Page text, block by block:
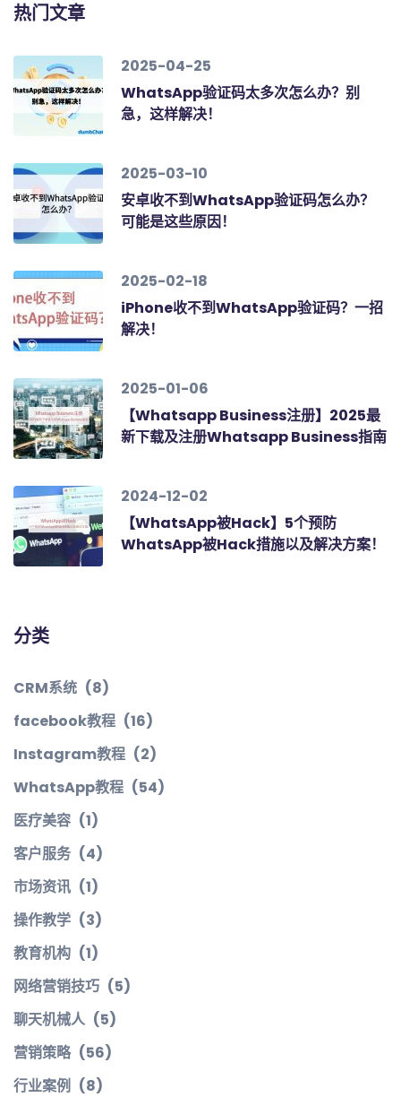
热门文章
2025-04-25
WhatsApp验证码太多次怎么办？别
急，这样解决！
2025-03-10
安卓收不到WhatsApp验证码怎么办？
可能是这些原因！
2025-02-18
iPhone收不到WhatsApp验证码？一招
解决！
2025-01-06
【Whatsapp Business注册】2025最
新下载及注册Whatsapp Business指南
2024-12-02
【WhatsApp被Hack】5个预防
WhatsApp被Hack措施以及解决方案！
分类
CRM系统 (8)
facebook教程 (16)
Instagram教程 (2)
WhatsApp教程 (54)
医疗美容 (1)
客户服务 (4)
市场资讯 (1)
操作教学 (3)
教育机构 (1)
网络营销技巧 (5)
聊天机械人 (5)
营销策略 (56)
行业案例 (8)